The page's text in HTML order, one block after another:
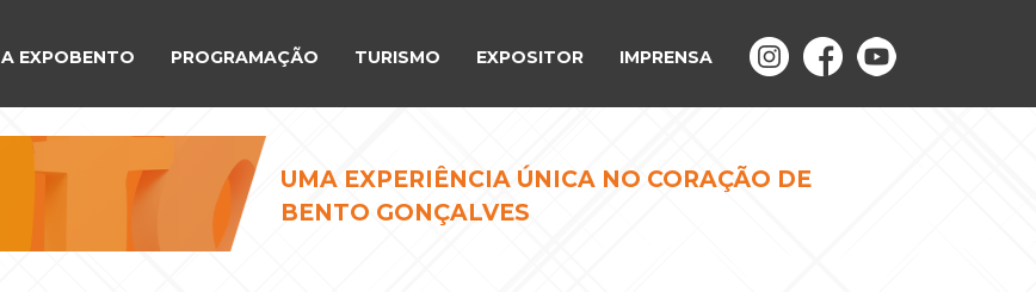
A EXPOBENTO PROGRAMAÇÃO TURISMO EXPOSITOR IMPRENSA
UMA EXPERIÊNCIA ÚNICA NO CORAÇÃO DE
BENTO GONÇALVES